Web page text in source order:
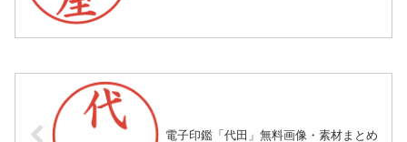
電子印鑑「代田」無料画像・素材まとめ